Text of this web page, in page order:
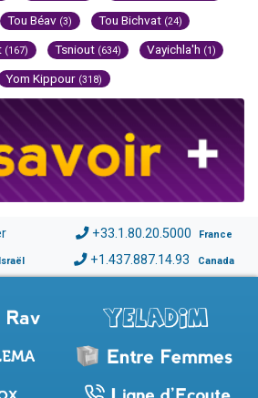
Tou Béav (3) Tou Bichvat (24)
(167) Tsniout (634) Vayichla'h (1)
Yom Kippour (318)
+33.1.80.20.5000 France
Israël +1.437.887.14.93 Canada